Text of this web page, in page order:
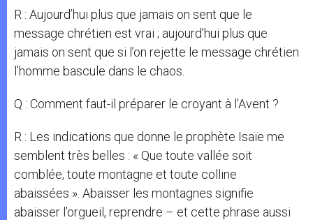
R : Aujourd’hui plus que jamais on sent que le
message chrétien est vrai ; aujourd’hui plus que
jamais on sent que si l’on rejette le message chrétien
l’homme bascule dans le chaos.
Q : Comment faut-il préparer le croyant à l’Avent ?
R : Les indications que donne le prophète Isaïe me
semblent très belles : « Que toute vallée soit
comblée, toute montagne et toute colline
abaissées ». Abaisser les montagnes signifie
abaisser l’orgueil, reprendre – et cette phrase aussi